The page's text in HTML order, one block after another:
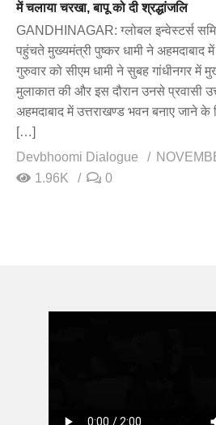
में चलाया चरखा, बापू को दी श्रद्धांजलि
GANDHINAGAR: ग्लोबल इन्वेस्टर्स
पहुंचते मुख्यमंत्री पुष्कर धामी ने अहमदाबाद
गुरुवार को सीएम धामी ने सुबह गांधीनगर में
मुलाकात की और इस दौरान उनसे प्रवासी
अहमदाबाद में उत्तराखण्ड भवन बनाए जाने
[…]
Devbhoomi Dialogue
1.96K
0